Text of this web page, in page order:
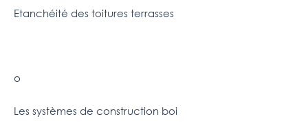
Etanchéité des toitures terrasses
o
Les systèmes de construction boi